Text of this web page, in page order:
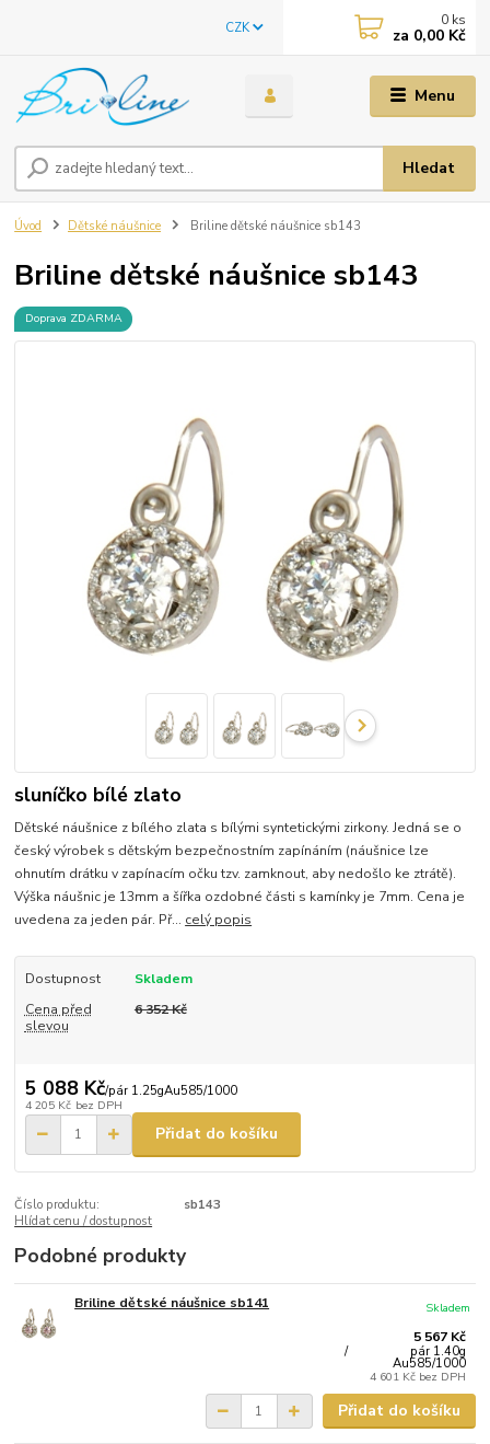
Menu
CZK
Hledat
0 ks
za 0,00 Kč
Úvod Dětské náušnice Briline dětské náušnice sb143
Briline dětské náušnice sb143
Doprava ZDARMA
sluníčko bílé zlato
Dětské náušnice z bílého zlata s bílými syntetickými zirkony. Jedná se o
český výrobek s dětským bezpečnostním zapínáním (náušnice lze
ohnutím drátku v zapínacím očku tzv. zamknout, aby nedošlo ke ztrátě).
Výška náušnic je 13mm a šířka ozdobné části s kamínky je 7mm. Cena je
uvedena za jeden pár. Př... celý popis
Dostupnost
Skladem
Cena před
slevou
6 352 Kč
5 088 Kč/pár 1.25gAu585/1000
4 205 Kč bez DPH
Přidat do košíku
Číslo produktu:
sb143
Hlídat cenu / dostupnost
Podobné produkty
Briline dětské náušnice sb141
5 567 Kč
/ pár 1.40g
Au585/1000
4 601 Kč bez DPH
Skladem
Přidat do košíku